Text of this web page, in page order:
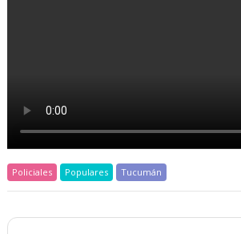
Policiales Populares Tucumán